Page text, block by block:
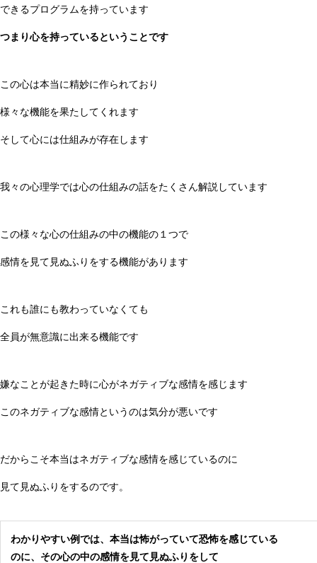
できるプログラムを持っています
つまり心を持っているということです
この心は本当に精妙に作られており
様々な機能を果たしてくれます
そして心には仕組みが存在します
我々の心理学では心の仕組みの話をたくさん解説しています
この様々な心の仕組みの中の機能の１つで
感情を見て見ぬふりをする機能があります
これも誰にも教わっていなくても
全員が無意識に出来る機能です
嫌なことが起きた時に心がネガティブな感情を感じます
このネガティブな感情というのは気分が悪いです
だからこそ本当はネガティブな感情を感じているのに
見て見ぬふりをするのです。
わかりやすい例では、本当は怖がっていて恐怖を感じている
のに、その心の中の感情を見て見ぬふりをして